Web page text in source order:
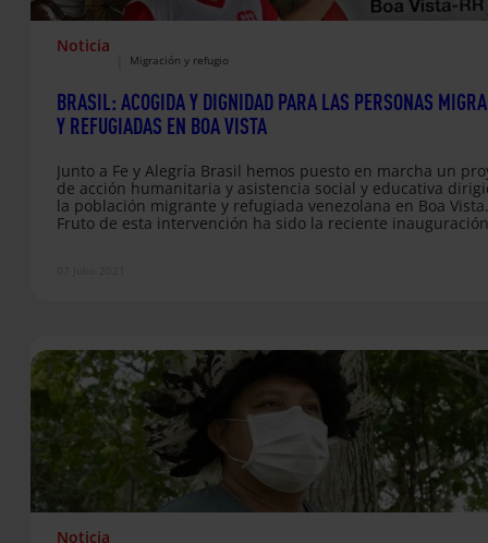
Noticia
Migración y refugio
BRASIL: ACOGIDA Y DIGNIDAD PARA LAS PERSONAS
Y REFUGIADAS EN BOA VISTA
Junto a Fe y Alegría Brasil hemos puesto en marcha un
de acción humanitaria y asistencia social y educativa
la población migrante y refugiada venezolana en Boa Vista.
Fruto de esta intervención ha sido la reciente
Noticia